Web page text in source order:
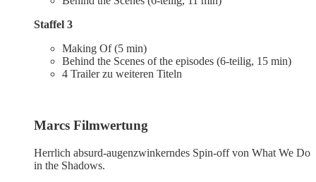
Staffel 3
Making Of (5 min)
Behind the Scenes of the episodes (6-teilig, 15 min)
4 Trailer zu weiteren Titeln
Marcs Filmwertung
Herrlich absurd-augenzwinkerndes Spin-off von What We Do
in the Shadows.